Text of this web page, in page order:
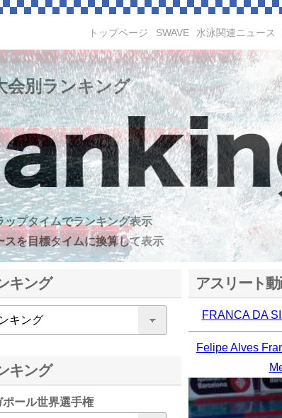
トップページ SWAVE 水泳関連ニュース
会別ランキング
ップタイムでランキング表示
スを目標タイムに換算して表示
キング
キング
ール世界選手権
アスリート動
FRANCA DA
Felipe Alves